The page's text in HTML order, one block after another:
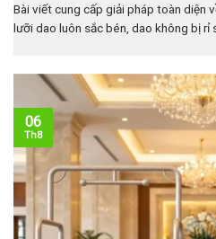
Bài viết cung cấp giải pháp toàn diện
lưỡi dao luôn sắc bén, dao không bị rỉ
06
Th8